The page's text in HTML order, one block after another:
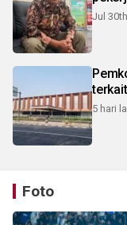
Jul 30th
5 hari
Foto